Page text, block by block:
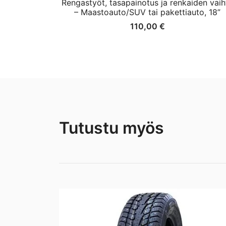
Rengastyöt, tasapainotus ja renkaiden
– Maastoauto/SUV tai pakettiauto, 18”
110,00 €
Tutustu myös